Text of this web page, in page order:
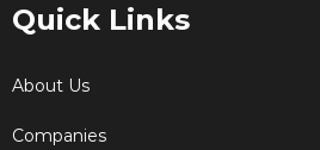
Quick Links
About Us
Companies